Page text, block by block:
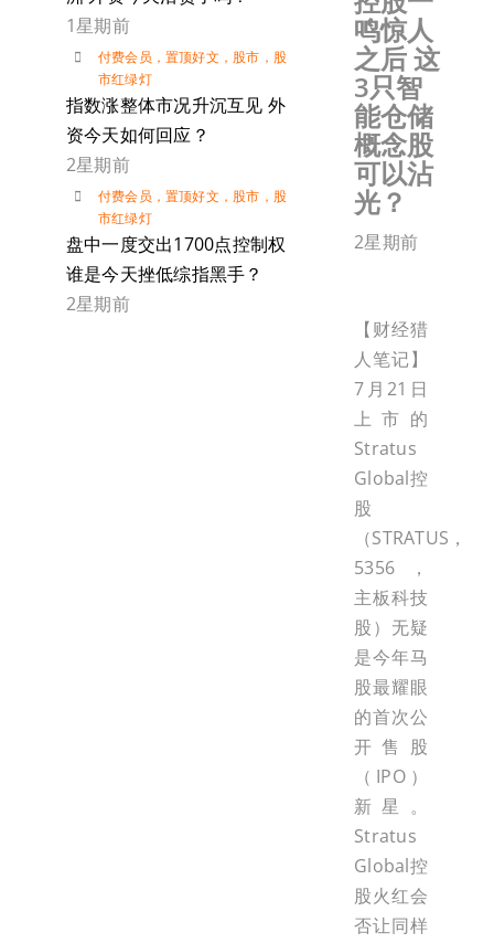
1星期前
付费会员 ， 置顶好文 ， 股市 ， 股
市红绿灯
指数涨整体市况升沉互见 外
资今天如何回应？
2星期前
付费会员 ， 置顶好文 ， 股市 ， 股
市红绿灯
盘中一度交出1700点控制权
谁是今天挫低综指黑手？
2星期前
鸣惊人
之后 这
3只智
能仓储
概念股
可以沾
光？
2星期前
【财经猎
人笔记】
7月21日
上市的
Stratus
Global控
股
（STRATUS，
5356，
主板科技
股）无疑
是今年马
股最耀眼
的首次公
开售股
（IPO）
新星。
Stratus
Global控
股火红会
否让同样